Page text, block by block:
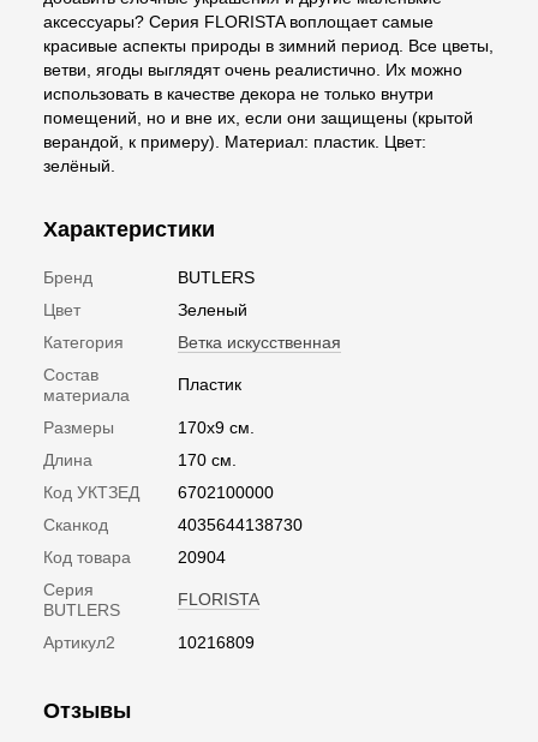
аксессуары? Серия FLORISTA воплощает самые
красивые аспекты природы в зимний период. Все цветы,
ветви, ягоды выглядят очень реалистично. Их можно
использовать в качестве декора не только внутри
помещений, но и вне их, если они защищены (крытой
верандой, к примеру). Материал: пластик. Цвет:
зелёный.
Характеристики
Бренд
BUTLERS
Цвет
Зеленый
Категория
Ветка искусственная
Состав
материала
Пластик
Размеры
170x9 см.
Длина
170 см.
Код УКТЗЕД
6702100000
Сканкод
4035644138730
Код товара
20904
Серия
BUTLERS
FLORISTA
Артикул2 10216809
Отзывы